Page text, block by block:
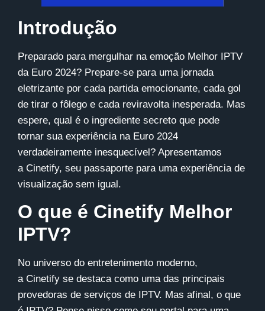
Introdução
Preparado para mergulhar na emoção Melhor IPTV
da Euro 2024? Prepare-se para uma jornada
eletrizante por cada partida emocionante, cada gol
de tirar o fôlego e cada reviravolta inesperada. Mas
espere, qual é o ingrediente secreto que pode
tornar sua experiência na Euro 2024
verdadeiramente inesquecível? Apresentamos
a Cinetify, seu passaporte para uma experiência de
visualização sem igual.
O que é Cinetify Melhor
IPTV?
No universo do entretenimento moderno,
a Cinetify se destaca como uma das principais
provedoras de serviços de IPTV. Mas afinal, o que